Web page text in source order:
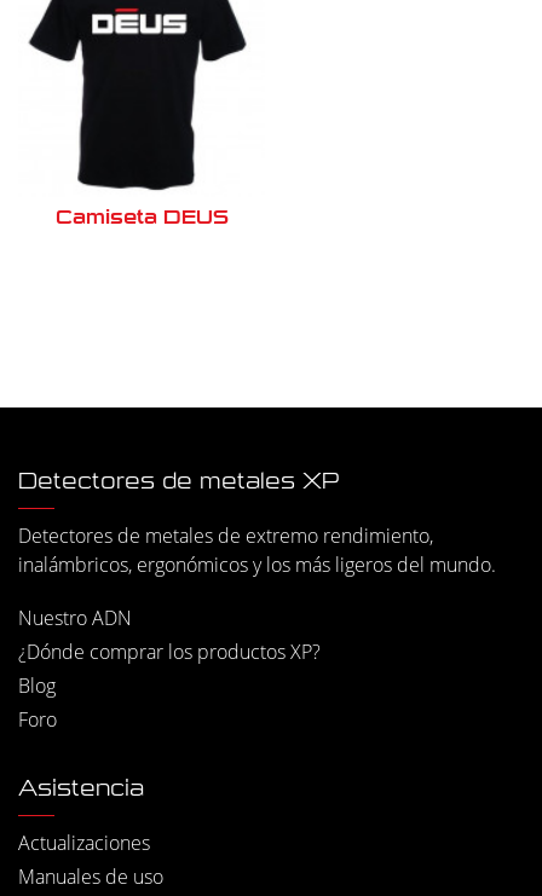
Camiseta DEUS
Detectores de metales XP
Detectores de metales de extremo rendimiento,
inalámbricos, ergonómicos y los más ligeros del mundo.
Nuestro ADN
¿Dónde comprar los productos XP?
Blog
Foro
Asistencia
Actualizaciones
Manuales de uso